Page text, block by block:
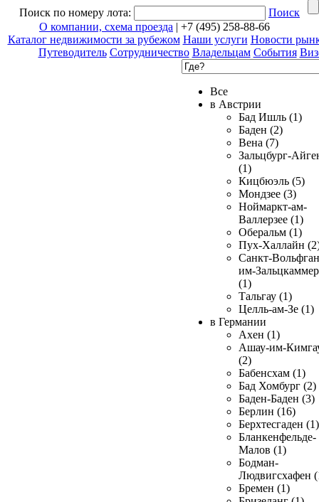
Поиск по номеру лота:
Поиск
О компании, схема проезда | +7 (495) 258-88-66
Каталог недвижимости за рубежом Наши услуги Новости
Путеводитель Сотрудничество Владельцам События
Все
в Австрии
Бад Ишль (1)
Баден (2)
Вена (7)
Зальцбург-
(1)
Кицбюэль (5)
Мондзее (3)
Ноймаркт-ам-
Валлерзее (1)
Оберальм (1)
Пух-Халлайн
Санкт-
им-
(1)
Тальгау (1)
Целль-ам-Зе (1)
в Германии
Ахен (1)
Ашау-им-
(2)
Бабенсхам (1)
Бад Хомбург (2)
Баден-Баден (3)
Берлин (16)
Берхтесгаден (1)
Бланкенфельде-
Малов (1)
Бодман-
Людвигсхафен
Бремен (1)